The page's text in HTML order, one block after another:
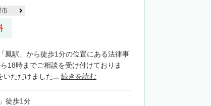
市
鳳駅」から徒歩1分の位置にある法律事
18時までご相談を受け付けておりま
いただけました... 続きを読む
徒歩1分